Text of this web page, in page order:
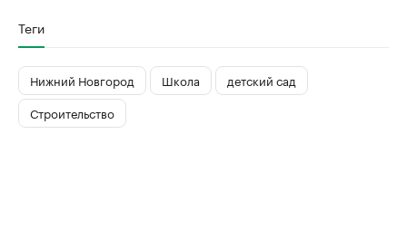
Теги
Нижний Новгород Школа
детский сад
Строительство